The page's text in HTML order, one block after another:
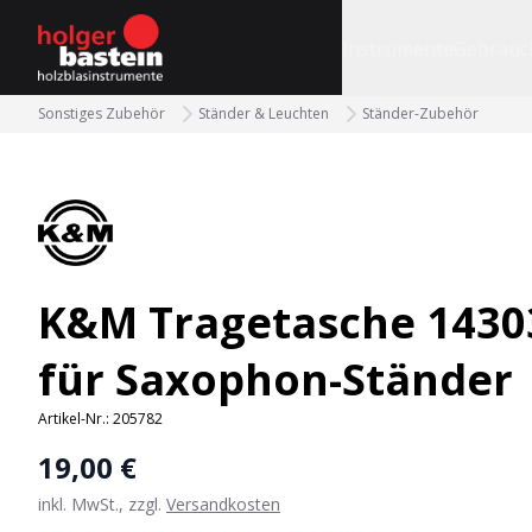
bastein
Sonstiges Zubehör Ständer & Leuchten Ständer-Zubehör
K&M Tragetasche
für Saxophon-Ständer
Artikel-Nr.: 205782
19,00 €
inkl. MwSt., zzgl. Versandkosten